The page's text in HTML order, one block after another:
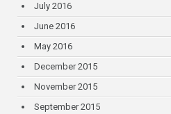
July 2016
June 2016
May 2016
December 2015
November 2015
September 2015